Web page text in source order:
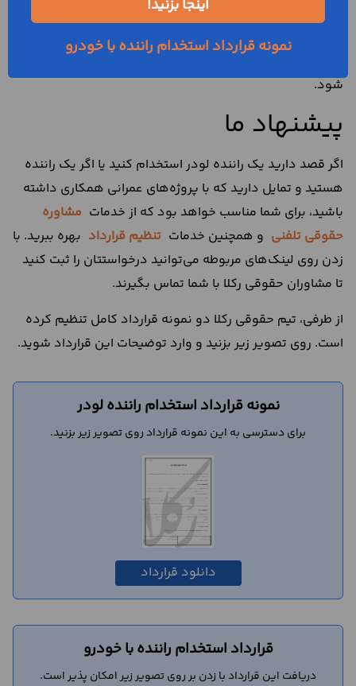
تصمیمی که در این زمینه اخذ می‌شود را حتما به صورت مکتوب
در قرارداد بنویسید. یعنی تاریخ شروع و پایان همکاری راننده
شود.
پیشنهاد ما
اگر قصد دارید یک راننده لودر استخدام کنید یا اگر یک راننده
هستید و تمایل دارید که با پروژه‌های عمرانی همکاری داشته
باشید، برای شما مناسب خواهد بود که از خدمات مشاوره
حقوقی تلفنی و همچنین خدمات تنظیم قرارداد بهره ببرید. با
زدن روی لینک‌های مربوطه می‌توانید درخواستتان را ثبت کنید
تا مشاوران حقوقی رکلا با شما تماس بگیرند.
از طرفی، تیم حقوقی رکلا دو نمونه قرارداد کامل تنظیم کرده
است. روی تصویر زیر بزنید و وارد توضیحات این قرارداد شوید.
نمونه قرارداد استخدام راننده لودر
برای دسترسی به این نمونه قرارداد روی تصویر زیر بزنید.
دانلود قرارداد
قرارداد استخدام راننده با خودرو
دریافت این قرارداد با زدن بر روی تصویر زیر امکان پذیر است.
اینجا بزنید!
نمونه قرارداد استخدام راننده با خودرو